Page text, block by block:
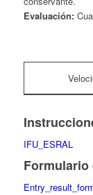
Evaluación:
IFU_ESRAL
Formulario